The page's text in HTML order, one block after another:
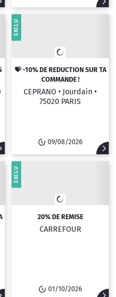
💝 -10% DE REDUCTION SUR TA
COMMANDE !
CEPRANO • Jourdain •
75020 PARIS
09/08/2026
EXCLU
20% DE REMISE
CARREFOUR
01/10/2026
EXCLU